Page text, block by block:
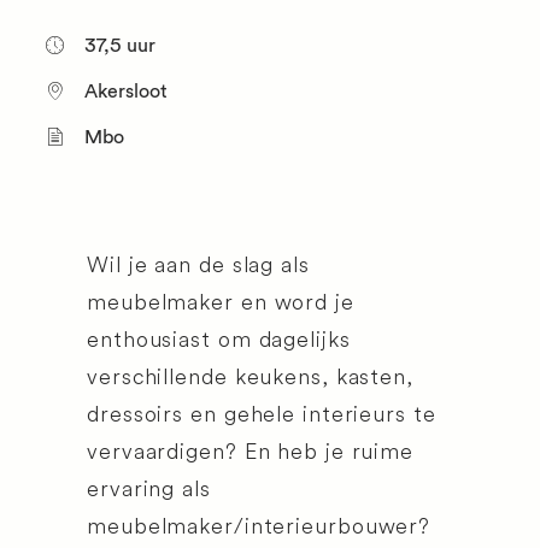
37,5 uur
Akersloot
Mbo
Wil je aan de slag als
meubelmaker en word je
enthousiast om dagelijks
verschillende keukens, kasten,
dressoirs en gehele interieurs te
vervaardigen? En heb je ruime
ervaring als
meubelmaker/interieurbouwer?